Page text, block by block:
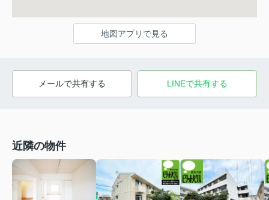
地図アプリで見る
メールで共有する LINEで共有する
近隣の物件